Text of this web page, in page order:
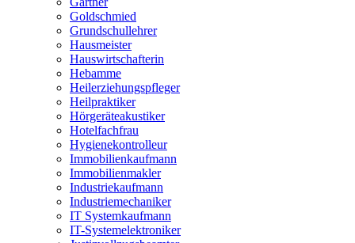
Goldschmied
Grundschullehrer
Hausmeister
Hauswirtschafterin
Hebamme
Heilerziehungspfleger
Heilpraktiker
Hörgeräteakustiker
Hotelfachfrau
Hygienekontrolleur
Immobilienkaufmann
Immobilienmakler
Industriekaufmann
Industriemechaniker
IT Systemkaufmann
IT-Systemelektroniker